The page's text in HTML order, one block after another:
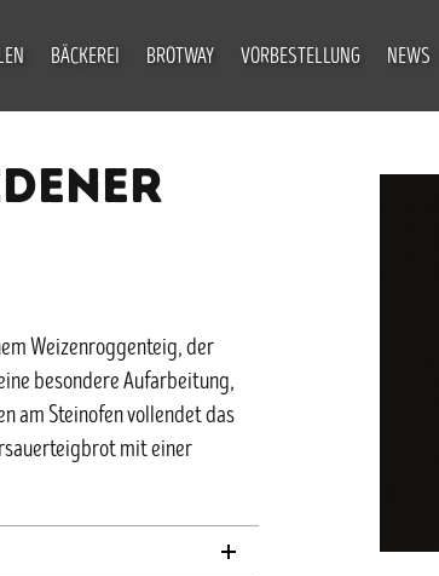
BÄCKEREI BROTWAY VORBESTELLUNG NEWS
Weizenroggenteig, der
besondere Aufarbeitung,
am Steinofen vollendet das
mit einer